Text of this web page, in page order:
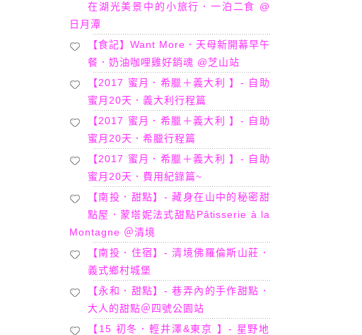
在湖光美景中的小旅行．一泊二食 @
日月潭
【食記】Want More．天母新開幕早午
餐．奶油咖哩雞好銷魂 @芝山站
【2017 蜜月．希臘＋義大利 】- 自助
蜜月20天．義大利行程篇
【2017 蜜月．希臘＋義大利 】- 自助
蜜月20天．希臘行程篇
【2017 蜜月．希臘＋義大利 】- 自助
蜜月20天．費用紀錄篇~
【南投．甜點】- 藏身在山中的秘密甜
點屋．蒙塔妮法式甜點Pâtisserie à la
Montagne ＠清境
【南投．住宿】- 清境佛羅倫斯山莊．
義式鄉村城堡
【永和．甜點】- 巷弄內的手作甜點．
大人的甜點＠四號公園站
【15 初冬．輕井澤&東京 】- 星野地